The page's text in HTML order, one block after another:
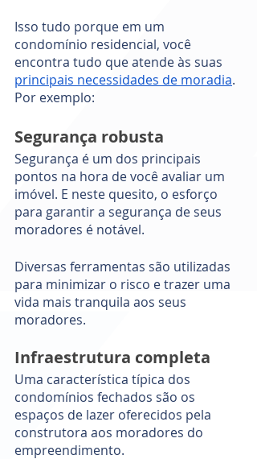
Isso tudo porque em um
condomínio residencial, você
encontra tudo que atende às suas
principais necessidades de moradia.
Por exemplo:
Segurança robusta
Segurança é um dos principais
pontos na hora de você avaliar um
imóvel. E neste quesito, o esforço
para garantir a segurança de seus
moradores é notável.
Diversas ferramentas são utilizadas
para minimizar o risco e trazer uma
vida mais tranquila aos seus
moradores.
Infraestrutura completa
Uma característica típica dos
condomínios fechados são os
espaços de lazer oferecidos pela
construtora aos moradores do
empreendimento.